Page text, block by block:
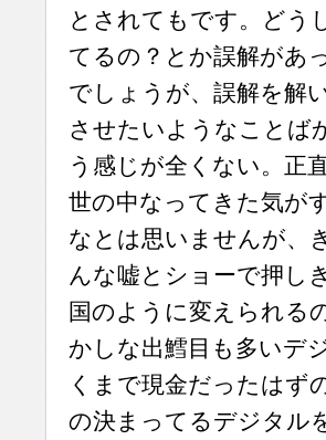
とされてもです。どう
てるの？とか誤解があ
でしょうが、誤解を解
させたいようなことば
う感じが全くない。正
世の中なってきた気が
なとは思いませんが、
んな嘘とショーで押し
国のように変えられる
かしな出鱈目も多いデ
くまで現金だったはず
の決まってるデジタル